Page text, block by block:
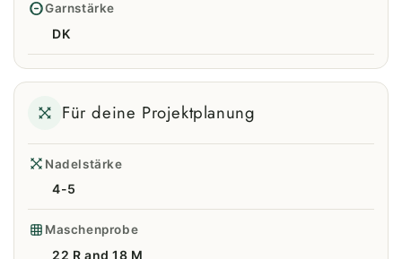
Garnstärke
DK
Für deine Projektplanung
Nadelstärke
4-5
Maschenprobe
22 R and 18 M